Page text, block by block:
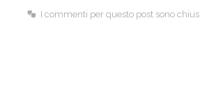
I commenti per questo post sono chiusi